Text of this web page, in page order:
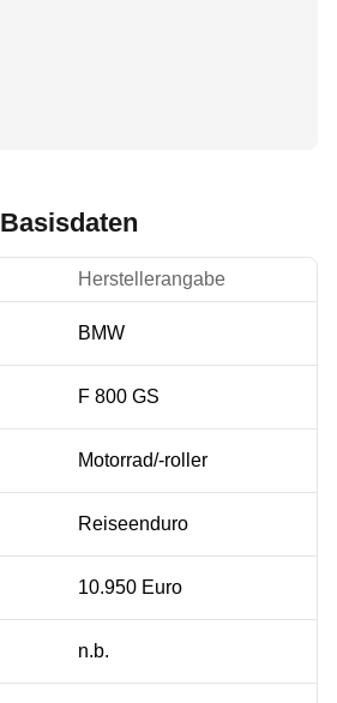
Basisdaten
Herstellerangabe
BMW
F 800 GS
Motorrad/-roller
Reiseenduro
10.950 Euro
n.b.